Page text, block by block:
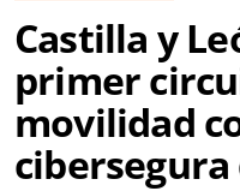
Castilla y
primer
movilidad
cibersegura